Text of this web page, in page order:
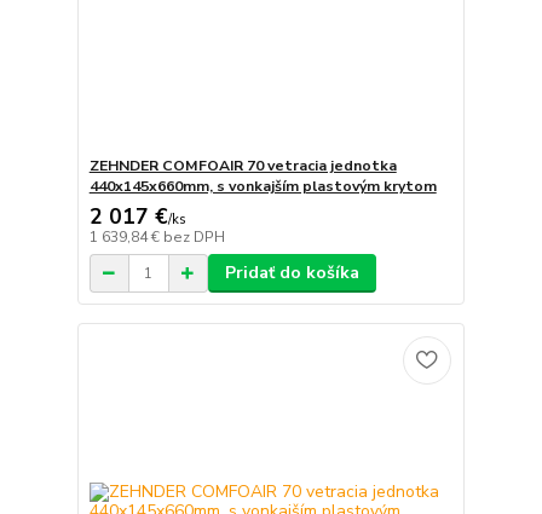
ZEHNDER COMFOAIR 70 vetracia jednotka
440x145x660mm, s vonkajším plastovým krytom
2 017 €/ks
1 639,84 € bez DPH
Pridať do košíka